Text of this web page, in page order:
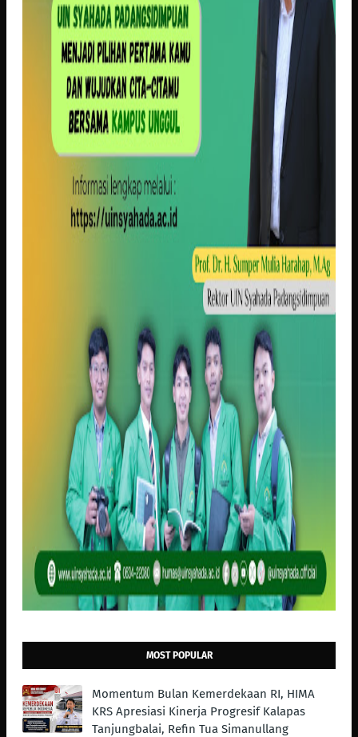
MOST POPULAR
Momentum Bulan Kemerdekaan RI, HIMA
KRS Apresiasi Kinerja Progresif Kalapas
Tanjungbalai, Refin Tua Simanullang